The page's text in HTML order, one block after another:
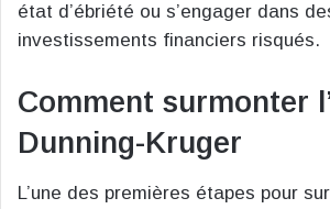
état d’ébriété ou s’engager dans
investissements financiers risqués.
Comment surmonter
Dunning-Kruger
L’une des premières étapes pour